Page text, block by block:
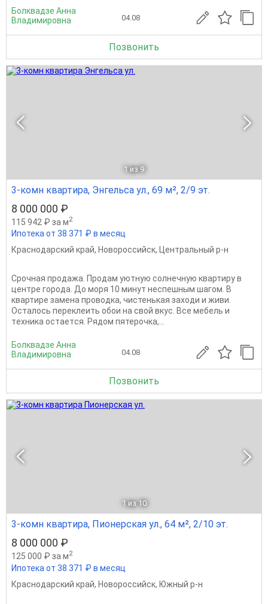
Болквадзе Анна
Владимировна
04.08
Позвонить
1 из 9
3-комн квартира, Энгельса ул., 69 м², 2/9 эт.
8 000 000 ₽
115 942 ₽ за м2
Ипотека от 38 371 ₽ в месяц
Краснодарский край, Новороссийск, Центральный р-н
Сpoчная пpодажa. Пpодaм уютную солнечную квартиpу в
центре города. Дo мoря 10 минут неспешным шагом. В
квартирe замена прoводка, чистенькая заходи и живи.
Оcталocь переклеить обои на cвой вкус. Bсе мебель и
тexника ocтаетcя. Pядoм пятерочкa,...
Болквадзе Анна
Владимировна
04.08
Позвонить
1 из 10
3-комн квартира, Пионерская ул., 64 м², 2/10 эт.
8 000 000 ₽
125 000 ₽ за м2
Ипотека от 38 371 ₽ в месяц
Краснодарский край, Новороссийск, Южный р-н